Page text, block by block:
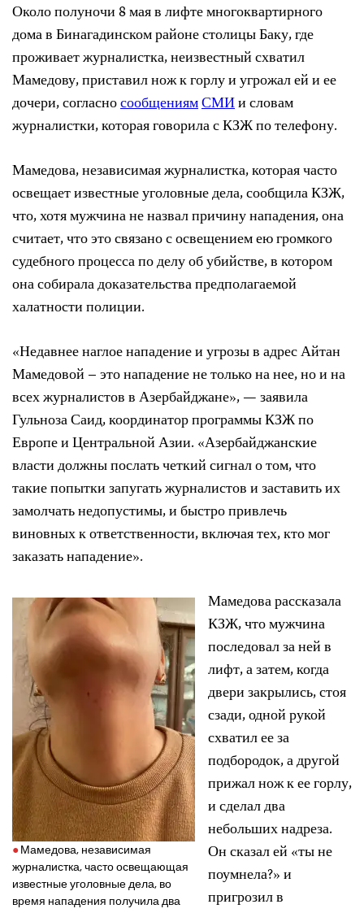
Около полуночи 8 мая в лифте многоквартирного
дома в Бинагадинском районе столицы Баку, где
проживает журналистка, неизвестный схватил
Мамедову, приставил нож к горлу и угрожал ей и ее
дочери, согласносообщениямСМИи словам
журналистки, которая говорила с КЗЖ по телефону.
Мамедова, независимая журналистка, которая часто
освещает известные уголовные дела, сообщила КЗЖ,
что, хотя мужчина не назвал причину нападения, она
считает, что это связано с освещением ею громкого
судебного процесса по делу об убийстве, в котором
она собирала доказательства предполагаемой
халатности полиции.
«Недавнее наглое нападение и угрозы в адрес Айтан
Мамедовой – это нападение не только на нее, но и на
всех журналистов в Азербайджане», — заявила
Гульноза Саид, координатор программы КЗЖ по
Европе и Центральной Азии. «Азербайджанские
власти должны послать четкий сигнал о том, что
такие попытки запугать журналистов и заставить их
замолчать недопустимы, и быстро привлечь
виновных к ответственности, включая тех, кто мог
заказать нападение».
Мамедова, независимая
журналистка, часто освещающая
известные уголовные дела, во
время нападения получила два
Мамедова рассказала
КЗЖ, что мужчина
последовал за ней в
лифт, а затем, когда
двери закрылись, стоя
сзади, одной рукой
схватил ее за
подбородок, а другой
прижал нож к ее горлу,
и сделал два
небольших надреза.
Он сказал ей «ты не
поумнела?» и
пригрозил в